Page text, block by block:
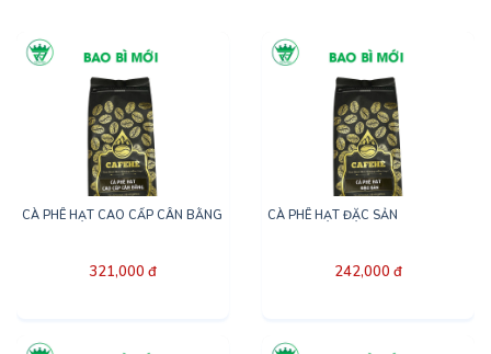
CÀ PHÊ HẠT CAO CẤP CÂN BẰNG
321,000 đ
CÀ PHÊ HẠT ĐẶC SẢN
242,000 đ